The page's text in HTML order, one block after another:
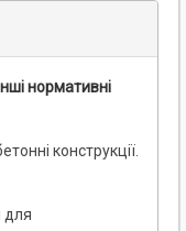
нормативні
конструкції.
для